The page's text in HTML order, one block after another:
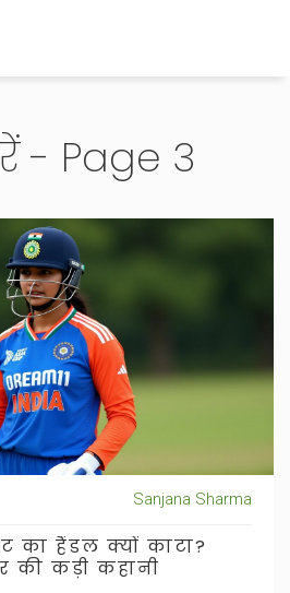
- Page 3
Sanjana Sharma
का हैंडल क्यों काटा?
की कड़ी कहानी